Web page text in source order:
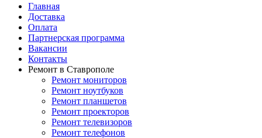
Главная
Доставка
Оплата
Партнерская программа
Вакансии
Контакты
Ремонт в Ставрополе
Ремонт мониторов
Ремонт ноутбуков
Ремонт планшетов
Ремонт проекторов
Ремонт телевизоров
Ремонт телефонов